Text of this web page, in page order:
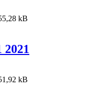
kB
2021
kB